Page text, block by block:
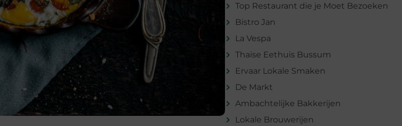
Top Restaurant die je Moet Bezoeken
Bistro Jan
La Vespa
Thaise Eethuis Bussum
Ervaar Lokale Smaken
De Markt
Ambachtelijke Bakkerijen
Lokale Brouwerijen